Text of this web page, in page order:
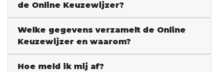
de Online Keuzewijzer?
Welke gegevens verzamelt de Online
Keuzewijzer en waarom?
Hoe meld ik mij af?